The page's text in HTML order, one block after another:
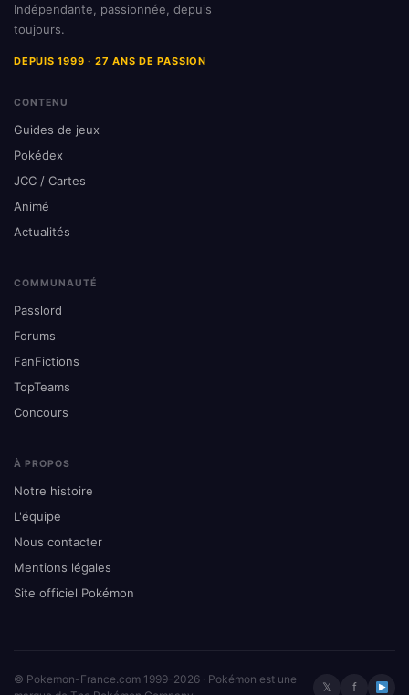
Indépendante, passionnée, depuis
toujours.
DEPUIS 1999 · 27 ANS DE PASSION
CONTENU
Guides de jeux
Pokédex
JCC / Cartes
Animé
Actualités
COMMUNAUTÉ
Passlord
Forums
FanFictions
TopTeams
Concours
À PROPOS
Notre histoire
L'équipe
Nous contacter
Mentions légales
Site officiel Pokémon
© Pokemon-France.com 1999–2026 · Pokémon est une
𝕏 f